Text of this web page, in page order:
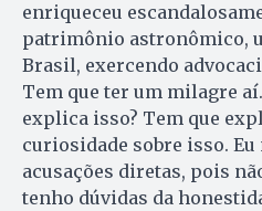
enriqueceu
patrimônio astronômico,
Brasil, exercendo
Tem que ter um milagre
explica isso? Tem que
curiosidade sobre isso. Eu
acusações diretas, pois
tenho dúvidas da